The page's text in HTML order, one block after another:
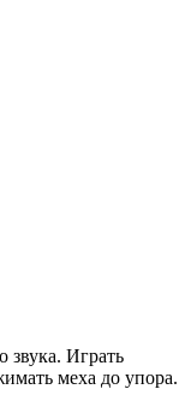
звука. Играть
меха до упора.